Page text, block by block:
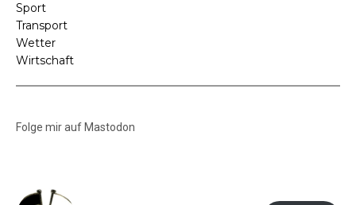
Sport
Transport
Wetter
Wirtschaft
Folge mir auf Mastodon